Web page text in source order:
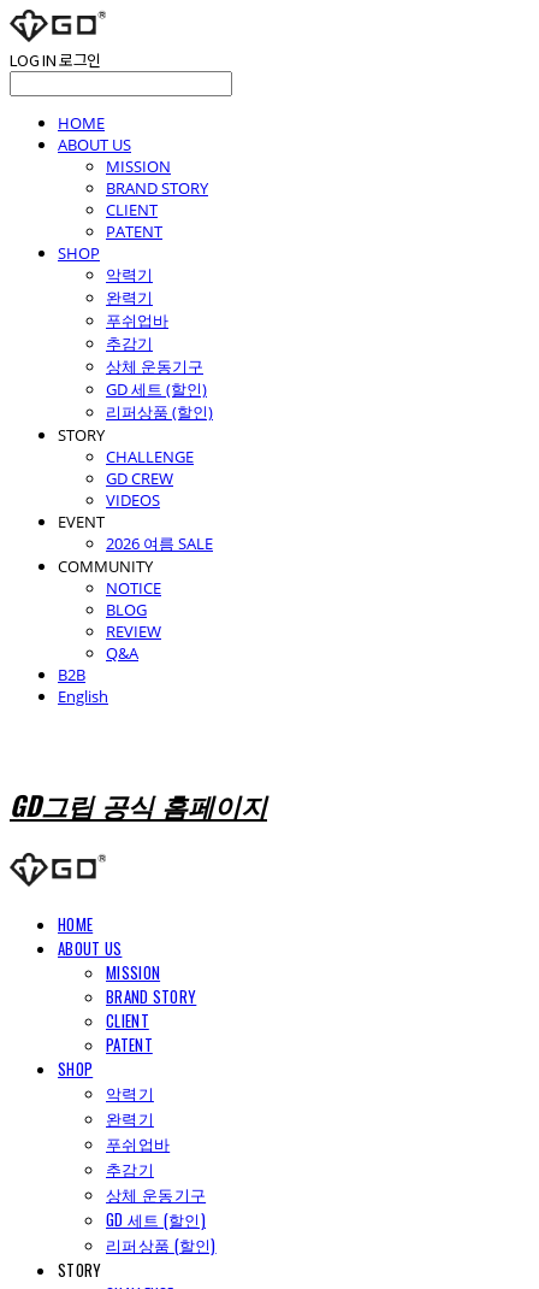
LOG IN로그인
HOME
ABOUT US
MISSION
BRAND STORY
CLIENT
PATENT
SHOP
악력기
완력기
푸쉬업바
추감기
상체 운동기구
GD 세트 (할인)
리퍼상품 (할인)
STORY
CHALLENGE
GD CREW
VIDEOS
EVENT
2026 여름 SALE
COMMUNITY
NOTICE
BLOG
REVIEW
Q&A
B2B
English
GD그립 공식 홈페이지
HOME
ABOUT US
MISSION
BRAND STORY
CLIENT
PATENT
SHOP
악력기
완력기
푸쉬업바
추감기
상체 운동기구
GD 세트 (할인)
리퍼상품 (할인)
STORY